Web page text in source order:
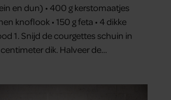
en dun) • 400 g kerstomaatjes
knoflook • 150 g feta • 4 dikke
1. Snijd de courgettes schuin in
dik. Halveer de